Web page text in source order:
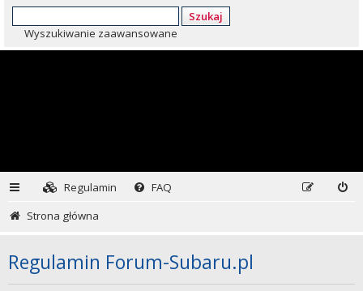
Szukaj
Wyszukiwanie zaawansowane
Regulamin
FAQ
Strona główna
Regulamin Forum-Subaru.pl